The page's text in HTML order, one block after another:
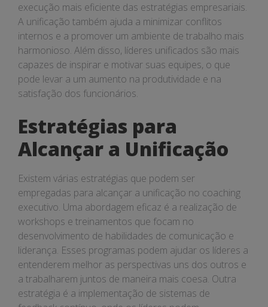
execução mais eficiente das estratégias empresariais.
A unificação também ajuda a minimizar conflitos
internos e a promover um ambiente de trabalho mais
harmonioso. Além disso, líderes unificados são mais
capazes de inspirar e motivar suas equipes, o que
pode levar a um aumento na produtividade e na
satisfação dos funcionários.
Estratégias para
Alcançar a Unificação
Existem várias estratégias que podem ser
empregadas para alcançar a unificação no coaching
executivo. Uma abordagem eficaz é a realização de
workshops e treinamentos que focam no
desenvolvimento de habilidades de comunicação e
liderança. Esses programas podem ajudar os líderes a
entenderem melhor as perspectivas uns dos outros e
a trabalharem juntos de maneira mais coesa. Outra
estratégia é a implementação de sistemas de